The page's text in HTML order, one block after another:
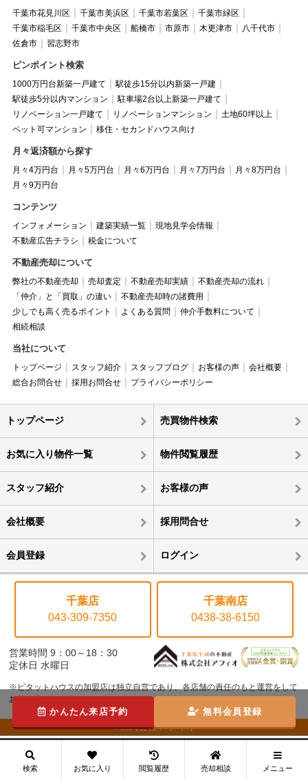
千葉市花見川区 千葉市美浜区 千葉市若葉区
千葉市緑区
千葉市稲毛区
千葉市中央区 船橋市 市原市 木更津市
八千代市
佐倉市
習志野市
ピンポイント検索
1000万円台新築一戸建て
駅徒歩15分以内新築一戸建
駅徒歩5分以内マンション
駐車場2台以上新築一戸建て
リノベーション一戸建て
リノベーションマンション
土地60坪以上
ペット可マンション
移住・セカンドハウス向け
月々返済額から探す
月々4万円台 月々5万円台 月々6万円台 月々7万円台
月々8万円台
月々9万円台
コンテンツ
インフォメーション 建築実績一覧
現地見学会情報
不動産広告チラシ
税金について
不動産売却について
弊社の不動産売却 売却査定 不動産売却実績
不動産売却の流れ
「仲介」と「買取」の違い
不動産売却時の諸費用
少しでも高く売るポイント
よくある質問
仲介手数料について
相続相談
当社について
トップページ スタッフ紹介 スタッフブログ お客様の声
会社概要
総合お問合せ
採用お問合せ プライバシーポリシー
トップページ 売買物件検索
お気に入り物件一覧 物件閲覧履歴
スタッフ紹介 お客様の声
会社概要 採用問合せ
会員登録 ログイン
千葉店
043-309-7350
千葉南店
0438-38-6150
営業時間 9：00～18：30
定休日 水曜日
※ピタットハウスの加盟店は独立自営であり、各店舗の責任のもと運営をして
おります。
©株式会社アフィオ
かんたん来店予約 無料会員登録
検索 お気に入り 閲覧履歴 売却相談 メニュー